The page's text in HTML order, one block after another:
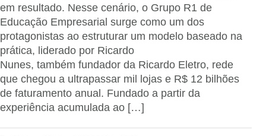
em resultado. Nesse cenário, o Grupo R1 de
Educação Empresarial surge como um dos
protagonistas ao estruturar um modelo baseado na
prática, liderado por Ricardo
Nunes, também fundador da Ricardo Eletro, rede
que chegou a ultrapassar mil lojas e R$ 12 bilhões
de faturamento anual. Fundado a partir da
experiência acumulada ao […]